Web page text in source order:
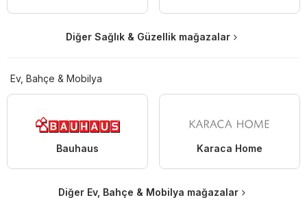
Diğer Sağlık & Güzellik mağazalar
Ev, Bahçe & Mobilya
Bauhaus Karaca Home
Diğer Ev, Bahçe & Mobilya mağazalar